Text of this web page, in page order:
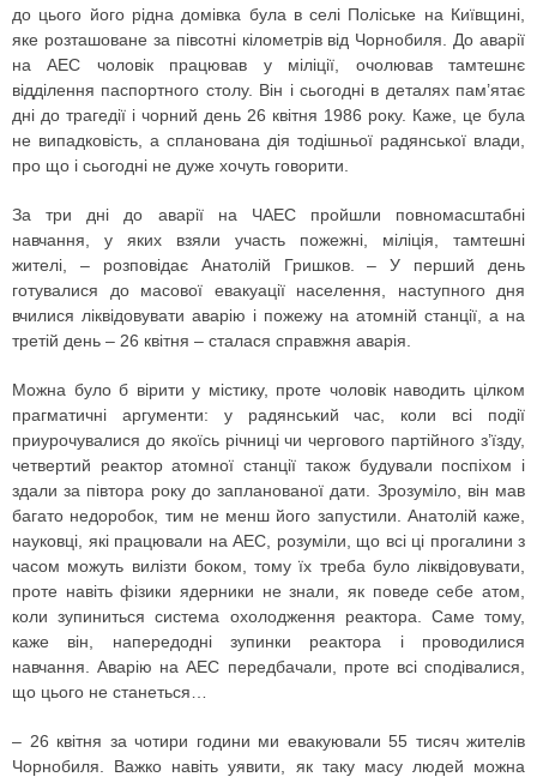
до цього його рідна домівка була в селі Поліське на Київщині,
яке розташоване за півсотні кілометрів від Чорнобиля. До аварії
на АЕС чоловік працював у міліції, очолював тамтешнє
відділення паспортного столу. Він і сьогодні в деталях пам’ятає
дні до трагедії і чорний день 26 квітня 1986 року. Каже, це була
не випадковість, а спланована дія тодішньої радянської влади,
про що і сьогодні не дуже хочуть говорити.
За три дні до аварії на ЧАЕС пройшли повномасштабні
навчання, у яких взяли участь пожежні, міліція, тамтешні
жителі, – розповідає Анатолій Гришков. – У перший день
готувалися до масової евакуації населення, наступного дня
вчилися ліквідовувати аварію і пожежу на атомній станції, а на
третій день – 26 квітня – сталася справжня аварія.
Можна було б вірити у містику, проте чоловік наводить цілком
прагматичні аргументи: у радянський час, коли всі події
приурочувалися до якоїсь річниці чи чергового партійного з’їзду,
четвертий реактор атомної станції також будували поспіхом і
здали за півтора року до запланованої дати. Зрозуміло, він мав
багато недоробок, тим не менш його запустили. Анатолій каже,
науковці, які працювали на АЕС, розуміли, що всі ці прогалини з
часом можуть вилізти боком, тому їх треба було ліквідовувати,
проте навіть фізики­ ядерники не знали, як поведе себе атом,
коли зупиниться система охолодження реактора. Саме тому,
каже він, напередодні зупинки реактора і проводилися
навчання. Аварію на АЕС передбачали, проте всі сподівалися,
що цього не станеться…
– 26 квітня за чотири години ми евакуювали 55 тисяч жителів
Чорнобиля. Важко навіть уявити, як таку масу людей можна